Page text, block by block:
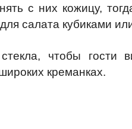
с них кожицу,
салата кубиками
чтобы гости
креманках.